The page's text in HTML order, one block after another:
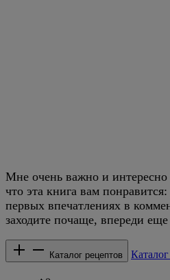
Мне очень важно и
что эта книга вам
первых впечатлениях в
заходите почаще, впереди
Каталог рецептов